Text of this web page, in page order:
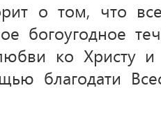
о том, что
богоугодное
ко Христу
благодати